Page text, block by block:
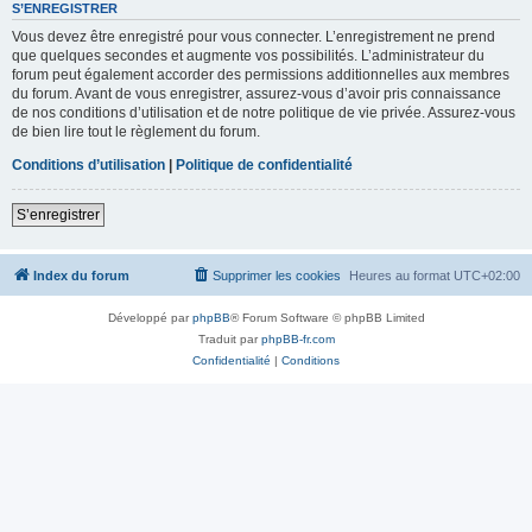
S’ENREGISTRER
Vous devez être enregistré pour vous connecter. L’enregistrement ne prend
que quelques secondes et augmente vos possibilités. L’administrateur du
forum peut également accorder des permissions additionnelles aux membres
du forum. Avant de vous enregistrer, assurez-vous d’avoir pris connaissance
de nos conditions d’utilisation et de notre politique de vie privée. Assurez-vous
de bien lire tout le règlement du forum.
Conditions d’utilisation | Politique de confidentialité
S’enregistrer
Index du forum Heures au format UTC+02:00
Supprimer les cookies
Développé parphpBB® Forum Software © phpBB Limited
Traduit parphpBB-fr.com
Confidentialité | Conditions